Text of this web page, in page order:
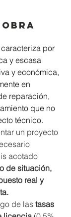
por
y escasa
y económica,
en
reparación,
que no
técnico.
un proyecto
acotado
de situación,
real y
de las tasas